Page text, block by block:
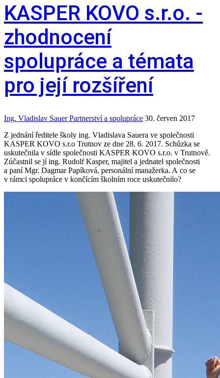
KASPER KOVO s.r.o. -
zhodnocení
spolupráce a témata
pro její rozšíření
Ing. Vladislav Sauer Partnerství a spolupráce 30. červen 2017
Z jednání ředitele školy ing. Vladislava Sauera ve společnosti
KASPER KOVO s.r.o Trutnov ze dne 28. 6. 2017. Schůzka se
uskutečnila v sídle společnosti KASPER KOVO s.r.o. v Trutnově.
Zúčastnil se jí ing. Rudolf Kasper, majitel a jednatel společnosti
a paní Mgr. Dagmar Papíková, personální manažerka. A co se
v rámci spolupráce v končícím školním roce uskutečnilo?